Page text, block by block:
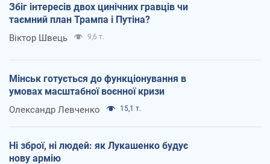
Збіг інтересів двох цинічних гравців чи
таємний план Трампа і Путіна?
Віктор Швець 9,6 т.
Мінськ готується до функціонування в
умовах масштабної воєнної кризи
Олександр Левченко 15,1 т.
Ні зброї, ні людей: як Лукашенко будує
нову армію